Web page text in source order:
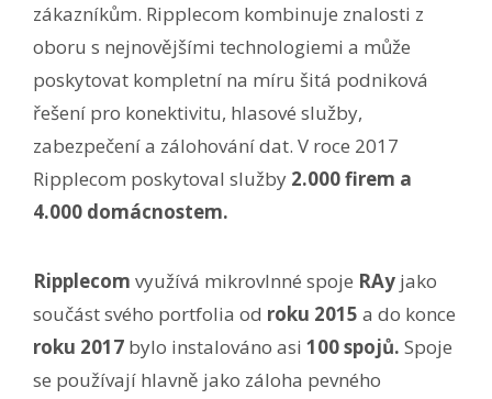
zákazníkům. Ripplecom kombinuje znalosti z
oboru s nejnovějšími technologiemi a může
poskytovat kompletní na míru šitá podniková
řešení pro konektivitu, hlasové služby,
zabezpečení a zálohování dat. V roce 2017
Ripplecom poskytoval služby 2.000 firem a
4.000 domácnostem.
Ripplecom využívá mikrovlnné spoje RAy jako
součást svého portfolia od roku 2015 a do konce
roku 2017 bylo instalováno asi 100 spojů. Spoje
se používají hlavně jako záloha pevného